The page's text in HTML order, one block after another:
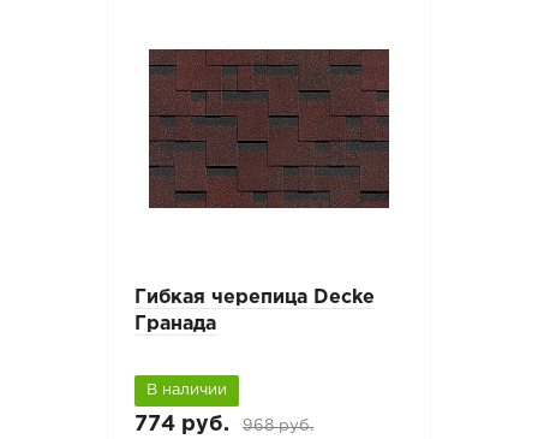
Гибкая черепица Decke
Гранада
В наличии
774 руб. 968 руб.